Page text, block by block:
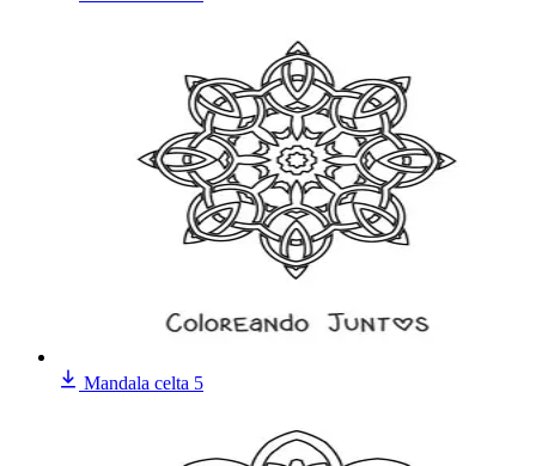
Mandala celta 5